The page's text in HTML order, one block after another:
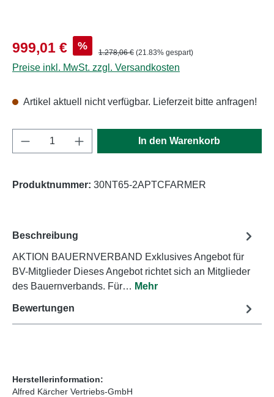
Verkaufspreis:
999,01 € % Regulärer Preis:
1.278,06 € (21.83% gespart)
Preise inkl. MwSt. zzgl. Versandkosten
Artikel aktuell nicht verfügbar. Lieferzeit bitte anfragen!
Produkt Anzahl: Gib den gewünschten
In den Warenkorb
Produktnummer: 30NT65-2APTCFARMER
Beschreibung
AKTION BAUERNVERBAND Exklusives Angebot für
BV-Mitglieder Dieses Angebot richtet sich an Mitglieder
des Bauernverbands. Für… Mehr
Bewertungen
Herstellerinformation:
Alfred Kärcher Vertriebs-GmbH